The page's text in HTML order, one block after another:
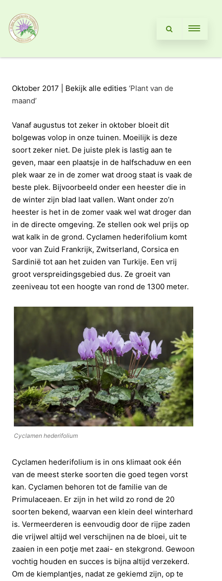
Oktober 2017 | Bekijk alle edities ‘Plant van de
maand’
Vanaf augustus tot zeker in oktober bloeit dit
bolgewas volop in onze tuinen. Moeilijk is deze
soort zeker niet. De juiste plek is lastig aan te
geven, maar een plaatsje in de halfschaduw en een
plek waar ze in de zomer wat droog staat is vaak de
beste plek. Bijvoorbeeld onder een heester die in
de winter zijn blad laat vallen. Want onder zo’n
heester is het in de zomer vaak wel wat droger dan
in de directe omgeving. Ze stellen ook wel prijs op
wat kalk in de grond. Cyclamen hederifolium komt
voor van Zuid Frankrijk, Zwitserland, Corsica en
Sardinië tot aan het zuiden van Turkije. Een vrij
groot verspreidingsgebied dus. Ze groeit van
zeeniveau tot een hoogte van rond de 1300 meter.
Cyclamen hederifolium
Cyclamen hederifolium is in ons klimaat ook één
van de meest sterke soorten die goed tegen vorst
kan. Cyclamen behoren tot de familie van de
Primulaceaen. Er zijn in het wild zo rond de 20
soorten bekend, waarvan een klein deel winterhard
is. Vermeerderen is eenvoudig door de rijpe zaden
die vrijwel altijd wel verschijnen na de bloei, uit te
zaaien in een potje met zaai- en stekgrond. Gewoon
vochtig houden en succes is bijna altijd verzekerd.
Om de kiemplantjes, nadat ze gekiemd zijn, op te